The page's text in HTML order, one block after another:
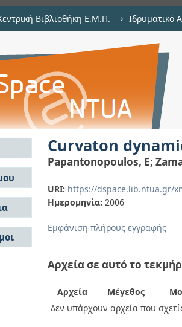
Βιβλιοθήκη Ε.Μ.Π. → Ιδρυματικό
in brane-
Curvaton
Papantonopoulos, E;
URI: https://dspace.lib.ntua.gr/
Ημερομηνία: 2006
Εμφάνιση πλήρους εγγραφής
Αρχεία σε αυτό το
Αρχεία Μέγεθος
Δεν υπάρχουν αρχεία που